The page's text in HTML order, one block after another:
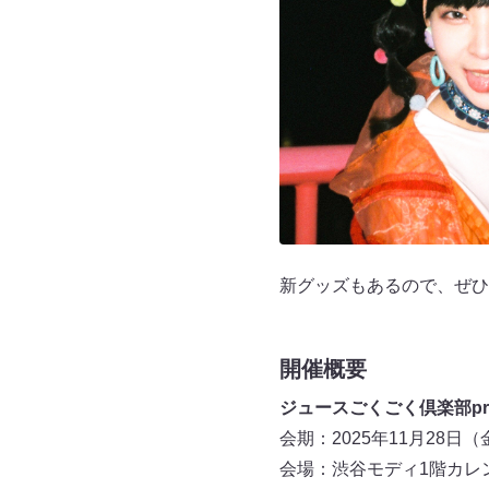
新グッズもあるので、ぜ
開催概要
ジュースごくごく倶楽部
会期：2025年11月28日
会場：渋谷モディ1階カレ